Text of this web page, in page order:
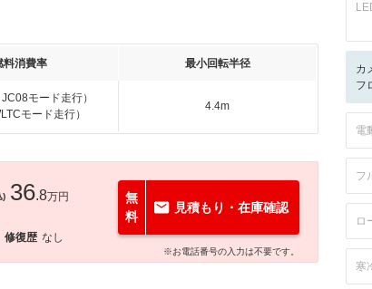
料消費率 最小回転半径
モード走行）
モード走行）
4.4m
) 36.8万円
修復歴 なし
無
料
見積もり・在庫確認
※お電話番号の入力は不要です。
カ
フ
電
フ
ロ
寒